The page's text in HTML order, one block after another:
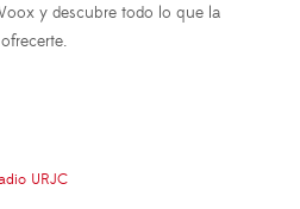
y descubre todo lo que la
URJC